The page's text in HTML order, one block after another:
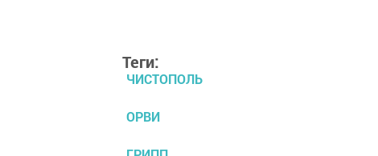
Теги:
ЧИСТОПОЛЬ
ОРВИ